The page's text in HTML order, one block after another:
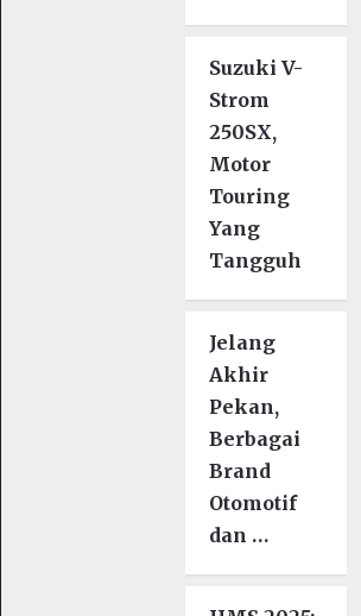
Suzuki V-
Strom
250SX,
Motor
Touring
Yang
Tangguh
Jelang
Akhir
Pekan,
Berbagai
Brand
Otomotif
dan …